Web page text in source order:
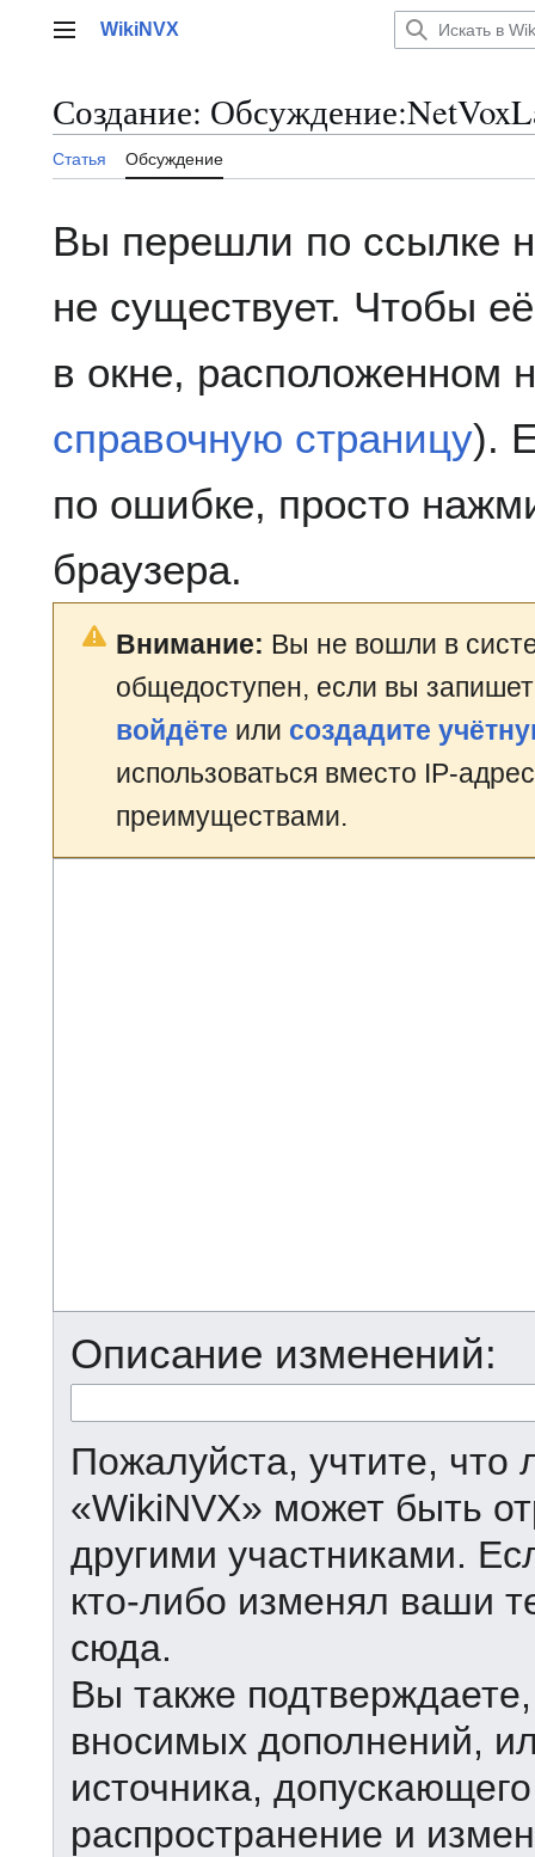
Главное меню
WikiNVX
Создание:
Статья Обсуждение
Вы перешли по ссылке
не существует. Чтобы
в окне, расположенном
справочную страницу).
по ошибке, просто
браузера.
Внимание: Вы не вошли в
общедоступен, если вы
войдёте или создадите
использоваться вместо IP-
преимуществами.
Описание изменений:
Пожалуйста, учтите,
«WikiNVX» может быть
другими участниками.
кто-либо изменял ваши
сюда.
Вы также
вносимых дополнений,
источника,
распространение и